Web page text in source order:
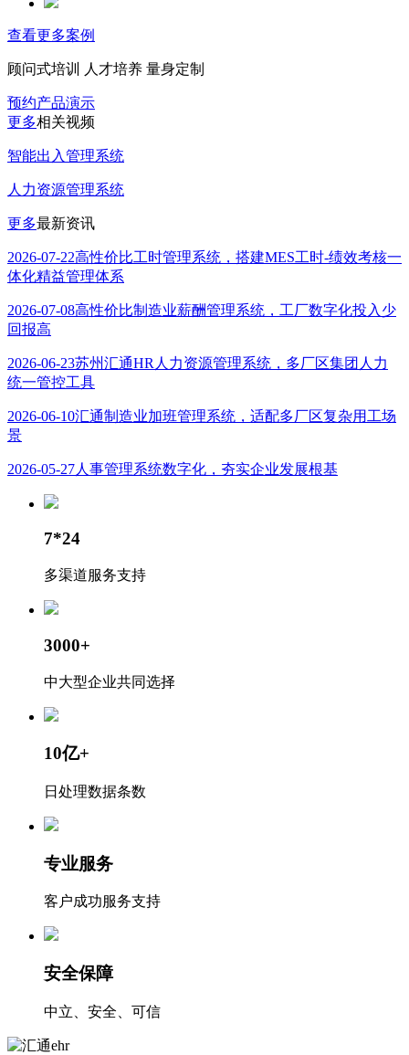
查看更多案例
顾问式培训 人才培养 量身定制
预约产品演示
更多相关视频
智能出入管理系统
人力资源管理系统
更多最新资讯
2026-07-22高性价比工时管理系统，搭建MES工时-绩效考核一
体化精益管理体系
2026-07-08高性价比制造业薪酬管理系统，工厂数字化投入少
回报高
2026-06-23苏州汇通HR人力资源管理系统，多厂区集团人力
统一管控工具
2026-06-10汇通制造业加班管理系统，适配多厂区复杂用工场
景
2026-05-27人事管理系统数字化，夯实企业发展根基
7*24
多渠道服务支持
3000+
中大型企业共同选择
10亿+
日处理数据条数
专业服务
客户成功服务支持
安全保障
中立、安全、可信